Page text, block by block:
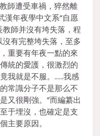
師遭受車禍，猝然離
漢年夜學中文系“自愿
師并沒有垮失落，程
有完整垮失落，至多
重要有年夜一點的來
統的愛護，很激烈的
我就是不服。……我感
常識分子不是那么不
又很剛強。”而編纂出
于埋沒，也確定是支
主要原因。